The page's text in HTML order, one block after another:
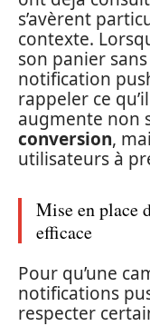
s’avèrent
contexte.
son panier
notification
rappeler ce
augmente non
conversion,
utilisateurs à
Mise en place
efficace
Pour qu’une
notifications
respecter